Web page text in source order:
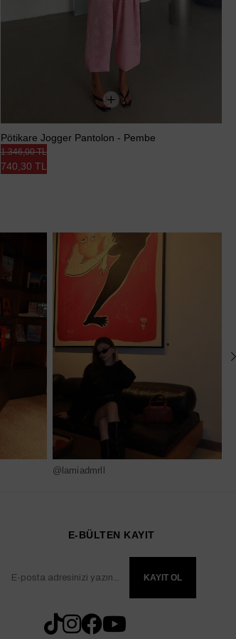
Pötikare Jogger Pantolon - Pembe
740,30 TL
1.346,00 TL
@lamiadmrll
E-BÜLTEN KAYIT
KAYIT OL